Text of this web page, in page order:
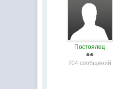
Постоялец
704 сообщений